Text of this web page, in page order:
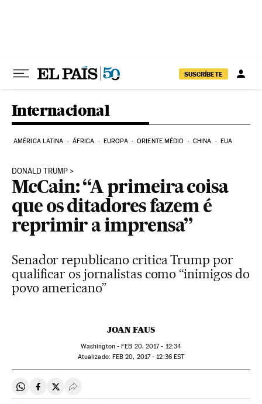
SUSCRÍBETE
Internacional
AMÉRICA LATINA ÁFRICA EUROPA ORIENTE MÉDIO CHINA EUA
DONALD TRUMP
McCain: “A primeira coisa
que os ditadores fazem é
reprimir a imprensa”
Senador republicano critica Trump por
qualificar os jornalistas como “inimigos do
povo americano”
JOAN FAUS
Washington -FEB 20, 2017 - 12:34
atualizado: FEB 20, 2017 - 12:36EST
Compartir en Whatsapp
Compartir en Facebook
Compartir en Twitter
Desplegar Redes Sociales